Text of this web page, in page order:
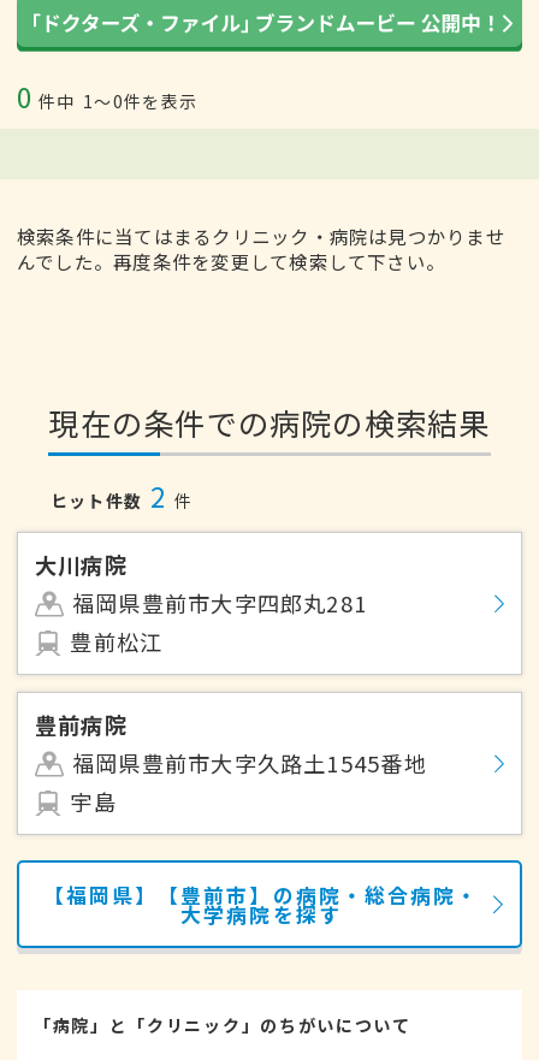
0 件中 1〜0件を表示
検索条件に当てはまるクリニック・病院は見つかりませ
んでした。再度条件を変更して検索して下さい。
現在の条件での病院の検索結果
ヒット件数 2 件
大川病院
福岡県豊前市大字四郎丸281
豊前松江
豊前病院
福岡県豊前市大字久路土1545番地
宇島
【福岡県】【豊前市】の病院・総合病院・
大学病院を探す
「病院」と「クリニック」のちがいについて